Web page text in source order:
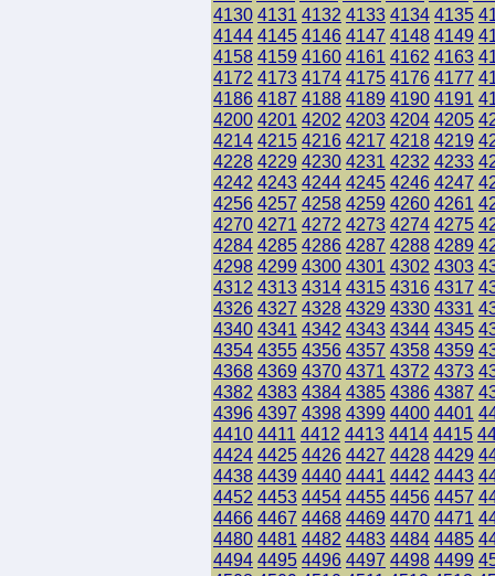
4130 4131 4132 4133 4134 4135
4144 4145 4146 4147 4148 4149
4158 4159 4160 4161 4162 4163
4172 4173 4174 4175 4176 4177
4186 4187 4188 4189 4190 4191
4200 4201 4202 4203 4204 4205
4214 4215 4216 4217 4218 4219
4228 4229 4230 4231 4232 4233
4242 4243 4244 4245 4246 4247
4256 4257 4258 4259 4260 4261
4270 4271 4272 4273 4274 4275
4284 4285 4286 4287 4288 4289
4298 4299 4300 4301 4302 4303
4312 4313 4314 4315 4316 4317
4326 4327 4328 4329 4330 4331
4340 4341 4342 4343 4344 4345
4354 4355 4356 4357 4358 4359
4368 4369 4370 4371 4372 4373
4382 4383 4384 4385 4386 4387
4396 4397 4398 4399 4400 4401
4410 4411 4412 4413 4414 4415
4424 4425 4426 4427 4428 4429
4438 4439 4440 4441 4442 4443
4452 4453 4454 4455 4456 4457
4466 4467 4468 4469 4470 4471
4480 4481 4482 4483 4484 4485
4494 4495 4496 4497 4498 4499